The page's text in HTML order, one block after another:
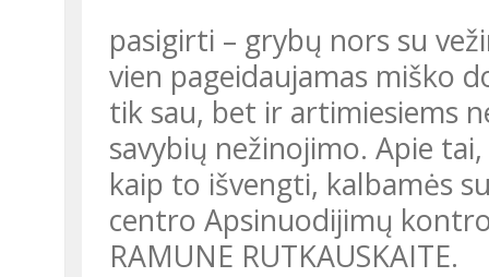
pasigirti – grybų nors su
vien pageidaujamas miško
tik sau, bet ir artimiesiems
savybių nežinojimo. Apie
kaip to išvengti, kalbamės
centro Apsinuodijimų
RAMUNE RUTKAUSKAITE.